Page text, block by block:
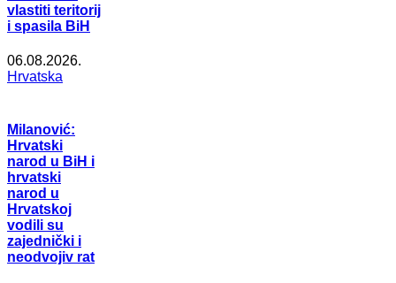
vlastiti teritorij
i spasila BiH
06.08.2026.
Hrvatska
Milanović:
Hrvatski
narod u BiH i
hrvatski
narod u
Hrvatskoj
vodili su
zajednički i
neodvojiv rat